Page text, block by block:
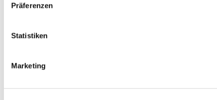
Präferenzen
Statistiken
Marketing
KORDES GUTE ERDE 45L
Versandgewicht: 25.00 kg
0,20 €1